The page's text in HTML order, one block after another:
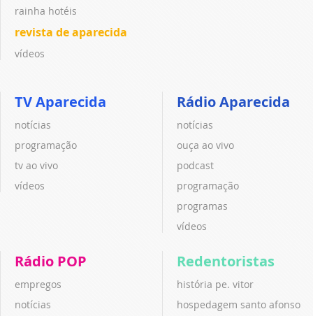
rainha hotéis
revista de aparecida
vídeos
TV Aparecida
notícias
programação
tv ao vivo
vídeos
Rádio Aparecida
notícias
ouça ao vivo
podcast
programação
programas
vídeos
Rádio POP
empregos
notícias
Redentoristas
história pe. vitor
hospedagem santo afonso